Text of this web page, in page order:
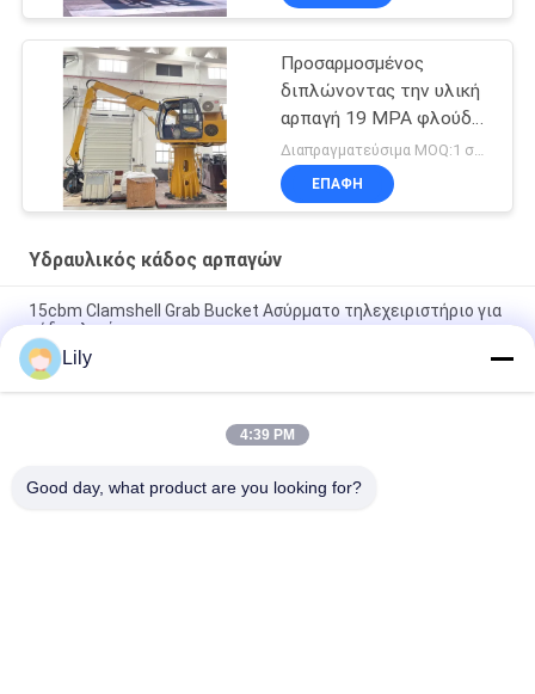
Προσαρμοσμένος
διπλώνοντας την υλική
αρπαγή 19 MPA φλούδας
χειριστών απορρίματος
βραχιόνων
Διαπραγματεύσιμα MOQ:1 σύνολο
ΕΠΑΦΉ
Υδραυλικός κάδος αρπαγών
15cbm Clamshell Grab Bucket Ασύρματο τηλεχειριστήριο για
χύδη υλικά
12CBM ραδιο τηλεχειρισμός κάδων αρπαγών Clamshell για το
μαζικό υλικό
Ηλεκτρο υδραυλικά χτυπήματα δομών Q355 έξι κάδων
Lily
4:39 PM
Good day, what product are you looking for?